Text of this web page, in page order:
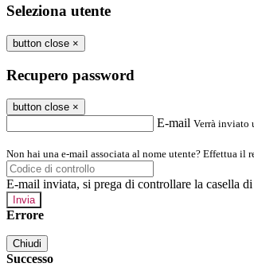
Seleziona utente
button close ×
Recupero password
button close ×
E-mail Verrà inviato
Non hai una e-mail associata al nome utente? Effettua il
E-mail inviata, si prega di controllare la casella
Errore
Chiudi
Successo